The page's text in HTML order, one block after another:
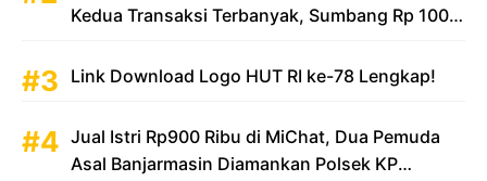
Kedua Transaksi Terbanyak, Sumbang Rp 100
Link Download Logo HUT RI ke-78 Lengkap!
Jual Istri Rp900 Ribu di MiChat, Dua Pemuda
Asal Banjarmasin Diamankan Polsek KP